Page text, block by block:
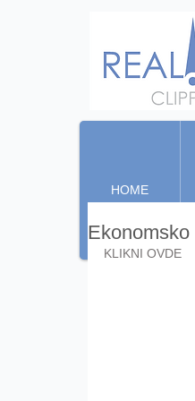
HOME
KLIKNI OVDE